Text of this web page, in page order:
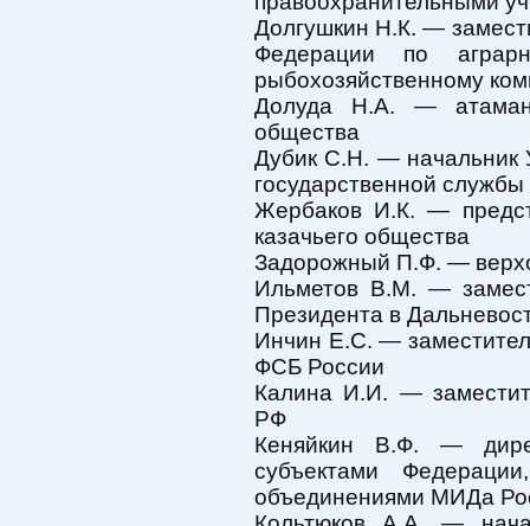
Долгушкин Н.К. —
Федерации по
рыбохозяйственному
Долуда Н.А. — атаман
общества
Дубик С.Н. — начальник
государственной службы
Жербаков И.К. —
казачьего общества
Задорожный П.Ф. —
Ильметов В.М. —
Президента в
Инчин Е.С. —
ФСБ России
Калина И.И. —
РФ
Кеняйкин В.Ф. —
субъектами
объединениями МИДа